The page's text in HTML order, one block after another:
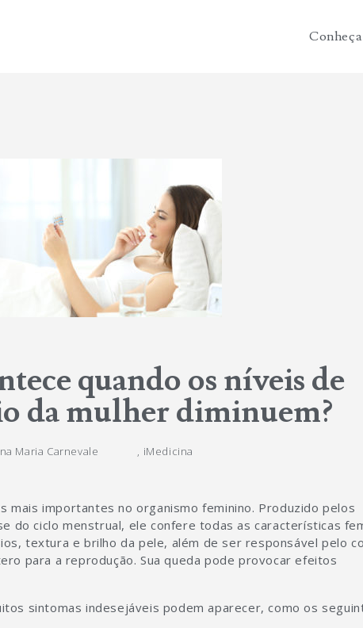
quando os níveis de
da mulher diminuem?
Maria Carnevale iMedicina
mais importantes no organismo feminino. Produzido pelos
do ciclo menstrual, ele confere todas as características
textura e brilho da pele, além de ser responsável pelo
para a reprodução. Sua queda pode provocar efeitos
sintomas indesejáveis podem aparecer, como os